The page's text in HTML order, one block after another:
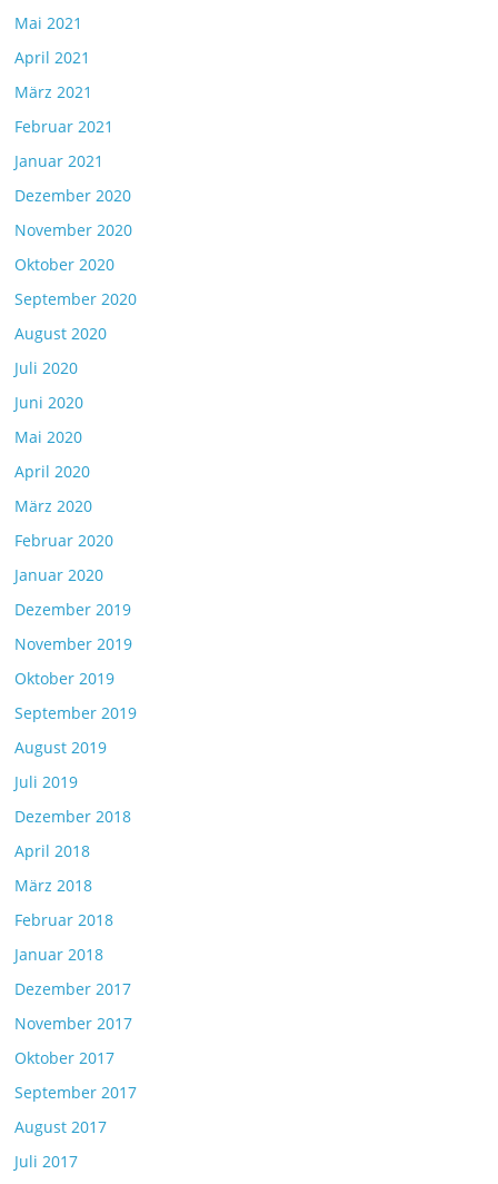
Mai 2021
April 2021
März 2021
Februar 2021
Januar 2021
Dezember 2020
November 2020
Oktober 2020
September 2020
August 2020
Juli 2020
Juni 2020
Mai 2020
April 2020
März 2020
Februar 2020
Januar 2020
Dezember 2019
November 2019
Oktober 2019
September 2019
August 2019
Juli 2019
Dezember 2018
April 2018
März 2018
Februar 2018
Januar 2018
Dezember 2017
November 2017
Oktober 2017
September 2017
August 2017
Juli 2017